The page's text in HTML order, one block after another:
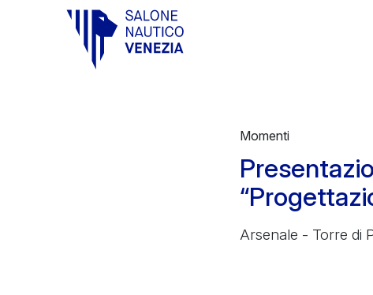
Vai al contenuto principale
Momenti
Arsenale - Torre di